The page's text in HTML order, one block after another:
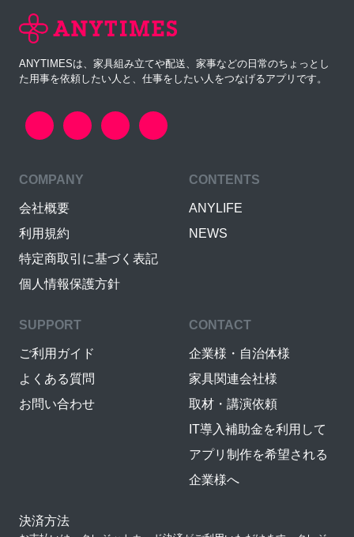
ANYTIMESは、家具組み立てや配送、家事などの日常のちょっとし
た用事を依頼したい人と、仕事をしたい人をつなげるアプリです。
COMPANY
会社概要
利用規約
特定商取引に基づく表記
個人情報保護方針
CONTENTS
ANYLIFE
NEWS
SUPPORT
ご利用ガイド
よくある質問
お問い合わせ
CONTACT
企業様・自治体様
家具関連会社様
取材・講演依頼
IT導入補助金を利用して
アプリ制作を希望される
企業様へ
決済方法